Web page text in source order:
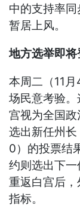
中的支持率
暂居上风。
地方选举即将
本周二（11
场民意考验。
宫视为全国
选出新任州
0）的投票结
约则选出下
重返白宫后
指标。